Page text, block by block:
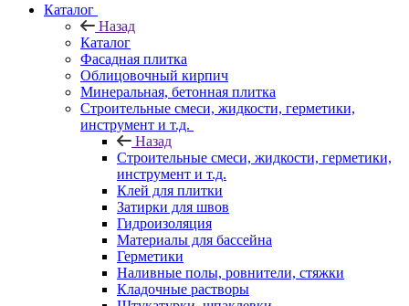
Каталог
Назад
Каталог
Фасадная плитка
Облицовочный кирпич
Минеральная, бетонная плитка
Строительные смеси, жидкости, герметики,
инструмент и т.д.
Назад
Строительные смеси, жидкости, герметики,
инструмент и т.д.
Клей для плитки
Затирки для швов
Гидроизоляция
Материалы для бассейна
Герметики
Наливные полы, ровнители, стяжки
Кладочные растворы